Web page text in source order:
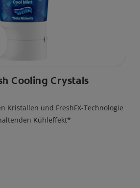
Cooling Crystals
Kristallen und FreshFX-Technologie
Kühleffekt*